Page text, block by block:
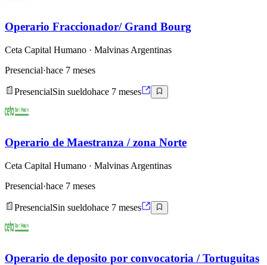
Operario Fraccionador/ Grand Bourg
Ceta Capital Humano · Malvinas Argentinas
Presencial·hace 7 meses
PresencialSin sueldohace 7 meses
Operario de Maestranza / zona Norte
Ceta Capital Humano · Malvinas Argentinas
Presencial·hace 7 meses
PresencialSin sueldohace 7 meses
Operario de deposito por convocatoria / Tortuguitas